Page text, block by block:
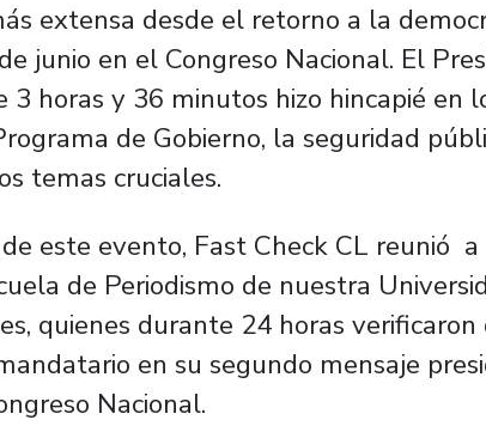
extensa desde el retorno a la
junio en el Congreso Nacional. El
3 horas y 36 minutos hizo hincapié en
de Gobierno, la seguridad
temas cruciales.
este evento, Fast Check CL reunió a
de Periodismo de nuestra
quienes durante 24 horas verificaron
en su segundo mensaje
Nacional.